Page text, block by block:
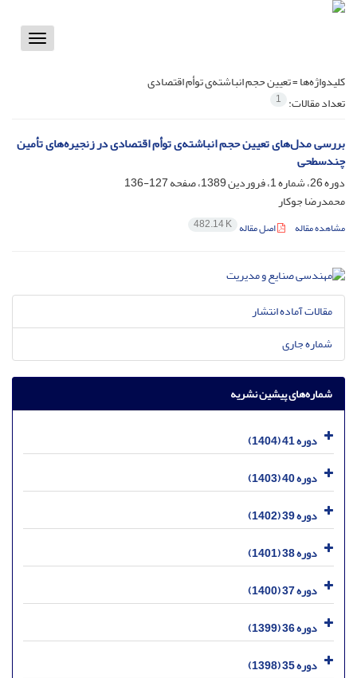
Toggle
کلیدواژه‌ها =تعیین حجم انباشته‌ی توأم اقتصادی
تعداد مقالات: 1
بررسی مدل‌های تعیین حجم انباشته‌ی توأم اقتصادی در زنجیره‌های تأمین
چندسطحی
دوره 26، شماره 1، فروردین 1389، صفحه
127-136
محمدرضا جوکار
مشاهده مقاله اصل مقاله 482.14 K
مقالات آماده انتشار
شماره جاری
شماره‌های پیشین نشریه
دوره 41 (1404)
دوره 40 (1403)
دوره 39 (1402)
دوره 38 (1401)
دوره 37 (1400)
دوره 36 (1399)
دوره 35 (1398)